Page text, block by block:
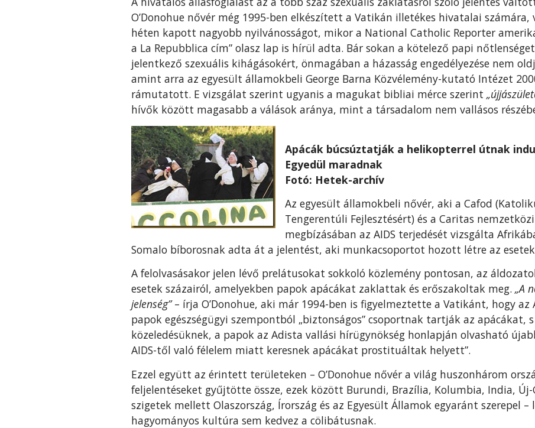
O’Donohue nővér még 1995-ben elkészített a Vatikán illetékes hivatalai
héten kapott nagyobb nyilvánosságot, mikor a National Catholic Reporter
a La Repubblica cím” olasz lap is hírül adta. Bár sokan a kötelező papi
jelentkező szexuális kihágásokért, önmagában a házasság engedélyezése nem
amint arra az egyesült államokbeli George Barna Közvélemény-kutató Intézet
rámutatott. E vizsgálat szerint ugyanis a magukat bibliai mérce szerint
hívők között magasabb a válások aránya, mint a társadalom nem vallásos
Apácák búcsúztatják a helikopterrel útnak
Egyedül maradnak
Fotó: Hetek-archív
Az egyesült államokbeli nővér, aki a Cafod
Tengerentúli Fejlesztésért) és a Caritas
megbízásában az AIDS terjedését vizsgálta
Somalo bíborosnak adta át a jelentést, aki munkacsoportot hozott létre az
A felolvasásakor jelen lévő prelátusokat sokkoló közlemény pontosan, az
esetek százairól, amelyekben papok apácákat zaklattak és erőszakoltak meg. „A
jelenség”– írja O’Donohue, aki már 1994-ben is figyelmeztette a Vatikánt, hogy az
papok egészségügyi szempontból „biztonságos” csoportnak tartják az apácákat,
közeledésüknek, a papok az Adista vallási hírügynökség honlapján olvasható
AIDS-től való félelem miatt keresnek apácákat prostituáltak helyett”.
Ezzel együtt az érintett területeken – O’Donohue nővér a világ huszonhárom
feljelentéseket gyűjtötte össze, ezek között Burundi, Brazília, Kolumbia, India,
szigetek mellett Olaszország, Írország és az Egyesült Államok egyaránt szerepel –
hagyományos kultúra sem kedvez a cölibátusnak.